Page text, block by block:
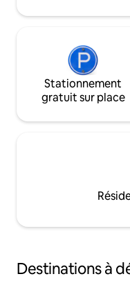
Stationnement
gratuit sur place
Destinations à